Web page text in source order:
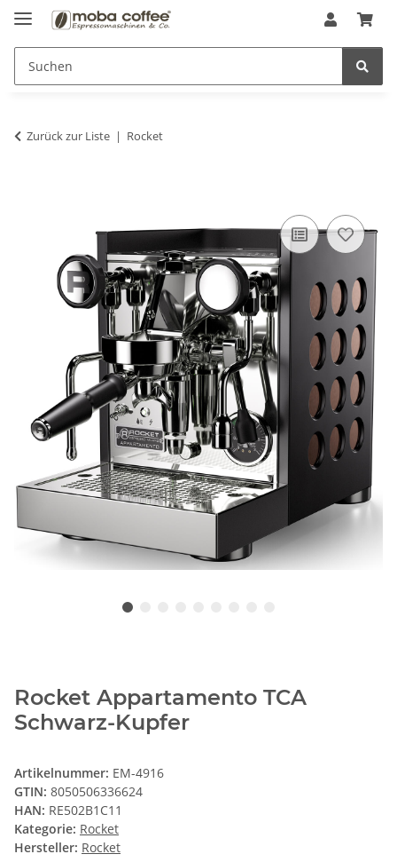
Zurück zur Liste Rocket
Rocket Appartamento TCA
Schwarz-Kupfer
Artikelnummer: EM-4916
GTIN: 8050506336624
HAN: RE502B1C11
Kategorie: Rocket
Hersteller: Rocket